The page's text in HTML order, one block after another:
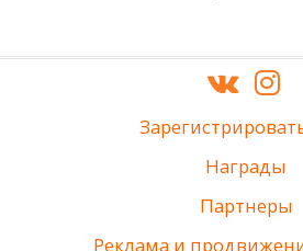
Награды
Партнеры
Реклама и